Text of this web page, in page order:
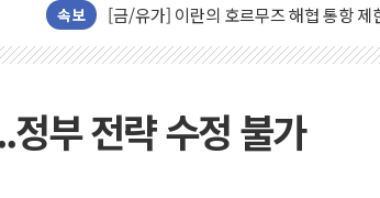
속보
뉴욕증시, 유가·금리 부담에 하락…다
이란, 오만과 호르무즈 해협 재개방 합
李대통령, 오늘 부동산 정책 점검 2차 회
[오늘의 정치일정] 8월 7일(금)
부 전략 수정 불가